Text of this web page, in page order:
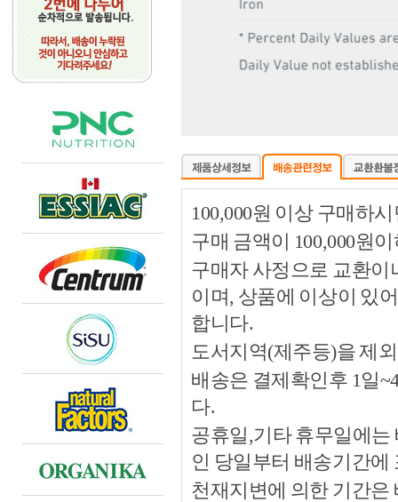
100,000원 이상 구매하
구매 금액이 100,000원
구매자 사정으로 교환이
이며, 상품에 이상이 있
합니다.
도서지역(제주등)을 제
배송은 결제확인후 1일
다.
공휴일,기타 휴무일에
인 당일부터 배송기간에
천재지변에 의한 기간